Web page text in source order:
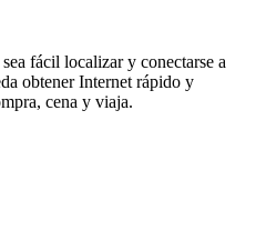
fácil localizar y conectarse a
obtener Internet rápido y
cena y viaja.